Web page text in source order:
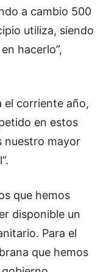
a cambio 500
utiliza, siendo
hacerlo”,
el corriente año,
en estos
nuestro mayor
que hemos
disponible un
Para el
que hemos